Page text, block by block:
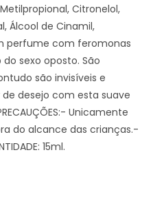
Citronelol,
Álcool de Cinamil,
um perfume com feromonas
sexo oposto. São
são invisíveis e
desejo com esta suave
Unicamente
do alcance das crianças.-
15ml.